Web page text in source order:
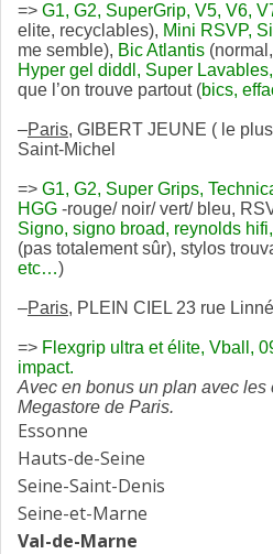
=> G1, G2, SuperGrip, V5, V6,
elite, recyclables), Mini RSVP,
me semble), Bic Atlantis
Hyper gel diddl, Super
que l’on trouve partout (bics,
–Paris, GIBERT JEUNE ( le
Saint-Michel
=> G1, G2, Super Grips,
HGG -rouge/ noir/ vert/ bleu,
Signo, signo broad, reynolds hifi,
(pas totalement sûr), stylos
etc…)
–Paris, PLEIN CIEL 23 rue
=> Fl exgrip ultra et élite, Vball,
impact.
Avec en bonus un plan avec
Megastore de Paris.
Essonne
Hauts-de-Seine
Seine-Saint-Denis
Seine-et-Marne
Val-de-Marne